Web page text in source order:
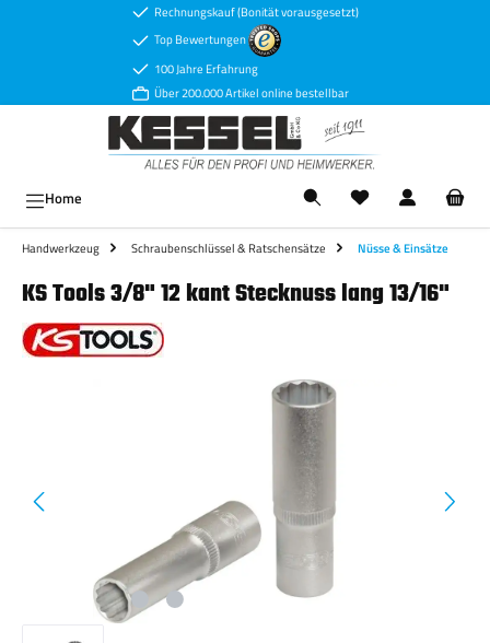
Zum Hauptinhalt springenRechnungskauf (Bonität vorausgesetzt)
Top Bewertungen
100 Jahre Erfahrung
Über 200.000 Artikel online bestellbar
Home
Handwerkzeug Schraubenschlüssel & Ratschensätze Nüsse & Einsätze
KS Tools 3/8" 12 kant Stecknuss lang 13/16"